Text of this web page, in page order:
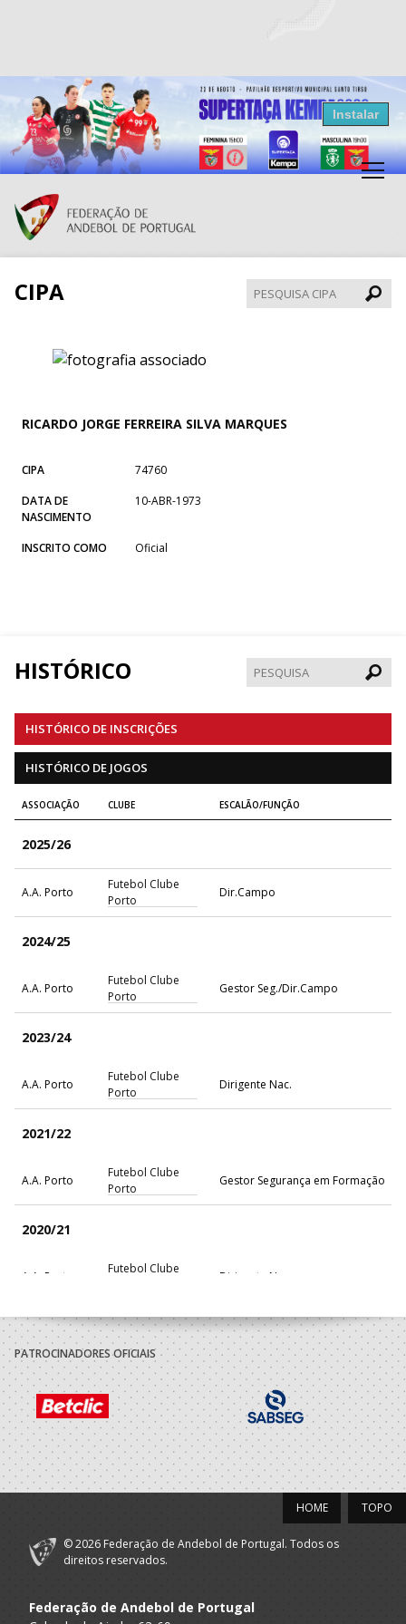
Resultados Andebol
Federação de Andebol de Portugal
Grátis - Disponivel na Play Store
Instalar
CIPA
CIPA
RICARDO JORGE FERREIRA SILVA MARQUES
CIPA
74760
DATA DE
NASCIMENTO
10-ABR-1973
INSCRITO COMO Oficial
HISTÓRICO
HISTÓRICO DE INSCRIÇÕES
HISTÓRICO DE JOGOS
ASSOCIAÇÃO CLUBE ESCALÃO/FUNÇÃO
2025/26
A.A. Porto
Futebol Clube
Porto
Dir.Campo
2024/25
A.A. Porto
Futebol Clube
Porto
Gestor Seg./Dir.Campo
2023/24
A.A. Porto
Futebol Clube
Porto
Dirigente Nac.
2021/22
A.A. Porto
Futebol Clube
Porto
Gestor Segurança em Formação
2020/21
A.A. Porto
Futebol Clube
Dirigente Nac.
2019/20
A.A. Porto
Futebol Clube
Porto
Dirigente Nac.
C 90/91
A.A. Porto
Associacao
Atletica Aguas
Santas
Juvenis M
PATROCINADORES OFICIAIS
TOPO
HOME
© 2026 Federação de Andebol de Portugal. Todos os
direitos reservados.
Federação de Andebol de Portugal